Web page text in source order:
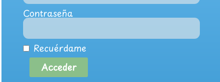
Contraseña
Recuérdame
Acceder